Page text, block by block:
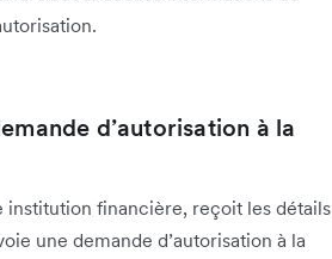
d’autorisation à la
institution financière, reçoit les détails
une demande d’autorisation à la